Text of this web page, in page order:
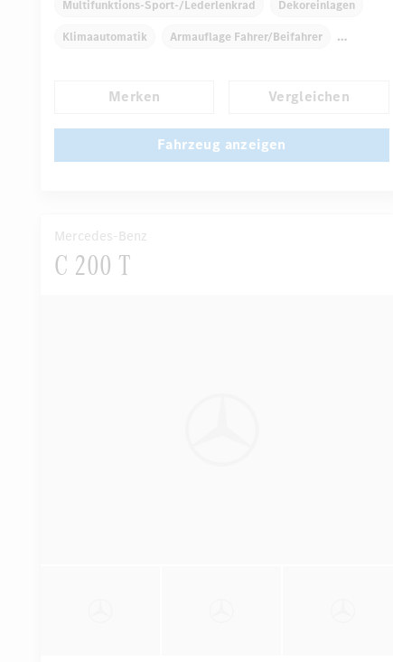
Multifunktions-Sport-/Lederlenkrad Dekoreinlagen
Klimaautomatik Armauflage Fahrer/Beifahrer
Automatisch abblendende Innen- und Außenspiegel
Fahrer-/Beifahrersitz elektrisch AMG Sportpaket
Standheizung ...
Merken Vergleichen
Fahrzeug anzeigen
Mercedes-Benz
C 200 T